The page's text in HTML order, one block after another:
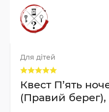
Для дітей
Квест П’ять
(Правий